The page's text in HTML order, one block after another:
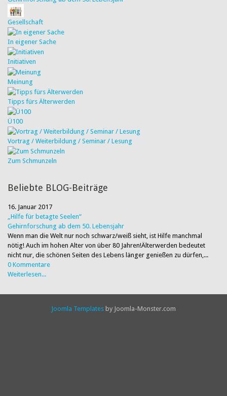
Gesellschaft
In eigener Sache
Initiativen
Meinung
Tipps fürs Älterwerden
Ü100
Vortrag / Weiterbildung / Seminar / Lesung
Zum Schmunzeln
Beliebte BLOG-Beiträge
16. Januar 2017
„Hilfe für betagte Seelen“
Gehirnforschung ab dem 50. Lebensjahr
Wenn man die Welt nur noch schwarz/weiß sieht, ist Hilfe manchmal
nötig! Auch im hohen Alter von über 80 Jahren!Älterwerden bedeutet
nicht nur, die schönen Seiten des Lebens länger genießen zu dürfen,...
0 Kommentare
Weiterlesen...
Joomla Templates by Joomla-Monster.com